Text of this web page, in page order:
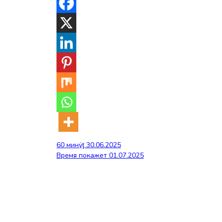
Навигация
по
60 минẏƫ 30.06.2025
Время покажет 01.07.2025